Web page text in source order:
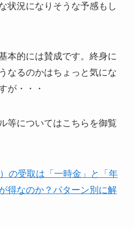
状況になりそうな予感もし
本的には賛成です。終身に
なるのかはちょっと気にな
が・・・
等についてはこちらを御覧
の受取は「一時金」と「年
得なのか？パターン別に解